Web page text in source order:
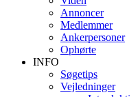
Annoncer
Medlemmer
Ankerpersoner
Ophørte
INFO
Søgetips
Vejledninger